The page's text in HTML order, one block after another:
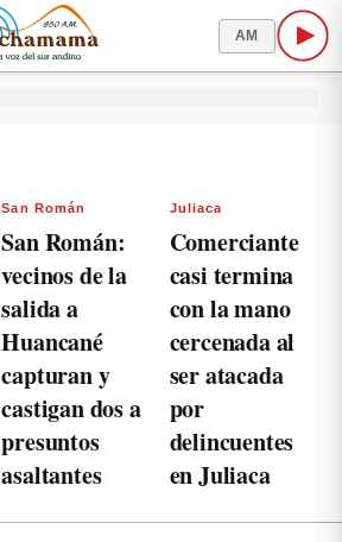
AM
San Román
San Román:
vecinos de la
salida a
Huancané
capturan y
castigan dos a
presuntos
asaltantes
Juliaca
Comerciante
casi termina
con la mano
cercenada al
ser atacada
por
delincuentes
en Juliaca